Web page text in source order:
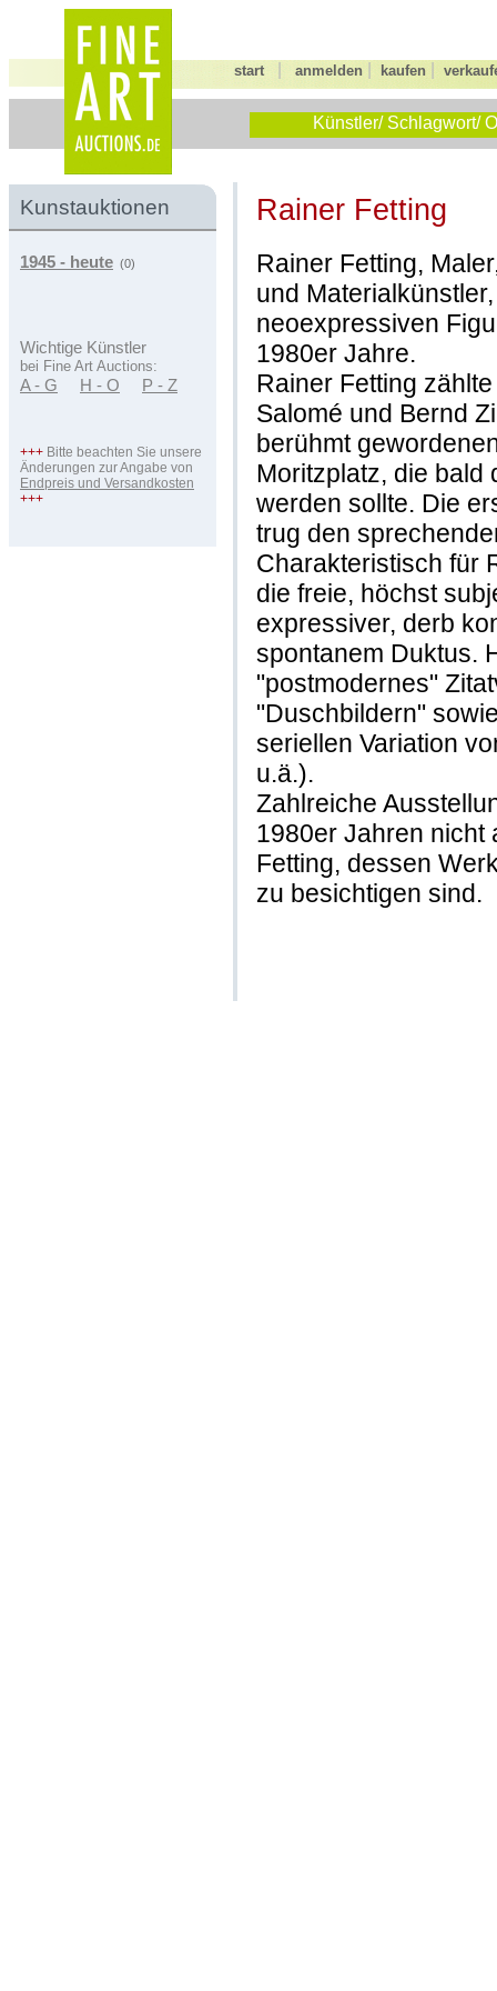
start anmelden kaufen
Künstler/ Schlagwort/
Kunstauktionen
1945 - heute (0)
Wichtige Künstler
bei Fine Art Auctions:
A - G H - O P - Z
+++ Bitte beachten Sie unsere
Änderungen zur Angabe von
Endpreis und Versandkosten
+++
Rainer Fetting
Rainer Fetting,
und
neoexpressiven
1980er Jahre.
Rainer Fetting
Salomé und Bernd
berühmt
Moritzplatz, die bald
werden sollte. Die
trug den
Charakteristisch für
die freie, höchst
expressiver, derb
spontanem Duktus.
"postmodernes"
"Duschbildern"
seriellen Variation
u.ä.).
Zahlreiche
1980er Jahren nicht
Fetting, dessen
zu besichtigen sind.